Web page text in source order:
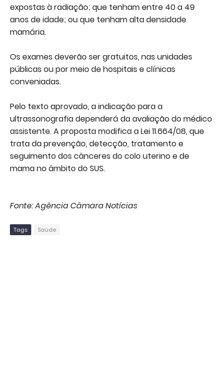
expostas à radiação; que tenham entre 40 a 49
anos de idade; ou que tenham alta densidade
mamária.
Os exames deverão ser gratuitos, nas unidades
públicas ou por meio de hospitais e clínicas
conveniadas.
Pelo texto aprovado, a indicação para a
ultrassonografia dependerá da avaliação do médico
assistente. A proposta modifica a Lei 11.664/08, que
trata da prevenção, detecção, tratamento e
seguimento dos cânceres do colo uterino e de
mama no âmbito do SUS.
Fonte: Agência Câmara Notícias
Tags Saúde